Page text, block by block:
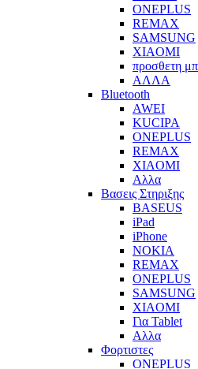
ONEPLUS
REMAX
SAMSUNG
XIAOMI
προσθετη
ΑΛΛΑ
Bluetooth
AWEI
KUCIPA
ONEPLUS
REMAX
XIAOMI
Αλλα
Βασεις Στηριξης
BASEUS
iPad
iPhone
NOKIA
REMAX
ONEPLUS
SAMSUNG
XIAOMI
Για Tablet
Αλλα
Φορτιστες
ONEPLUS